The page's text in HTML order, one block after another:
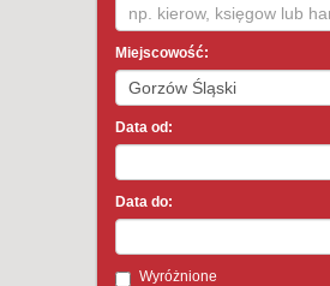
Miejscowość:
Data od:
Data do:
Wyróżnione